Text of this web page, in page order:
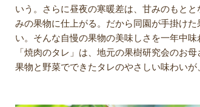
いう。さらに昼夜の寒暖差は、甘みのもと
みの果物に仕上がる。だから同園が手掛け
い。そんな自慢の果物の美味しさを一年中
「焼肉のタレ」は、地元の果樹研究会のお
果物と野菜でできたタレのやさしい味わいが